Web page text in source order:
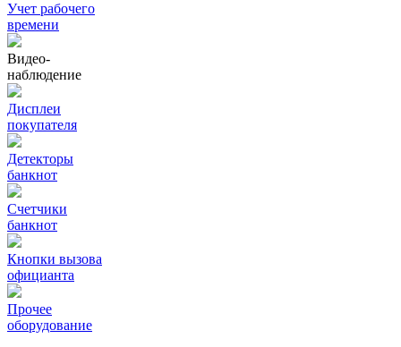
Учет рабочего
времени
Видео‑
наблюдение
Дисплеи
покупателя
Детекторы
банкнот
Счетчики
банкнот
Кнопки вызова
официанта
Прочее
оборудование